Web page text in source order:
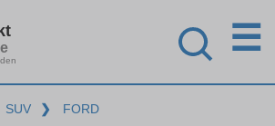
☰
SUV ❯ FORD